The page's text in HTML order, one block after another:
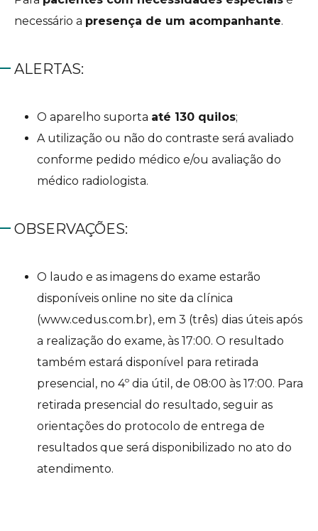
necessário a presença de um acompanhante.
ALERTAS:
O aparelho suporta até 130 quilos;
A utilização ou não do contraste será avaliado
conforme pedido médico e/ou avaliação do
médico radiologista.
OBSERVAÇÕES:
O laudo e as imagens do exame estarão
disponíveis online no site da clínica
(www.cedus.com.br), em 3 (três) dias úteis após
a realização do exame, às 17:00. O resultado
também estará disponível para retirada
presencial, no 4º dia útil, de 08:00 às 17:00. Para
retirada presencial do resultado, seguir as
orientações do protocolo de entrega de
resultados que será disponibilizado no ato do
atendimento.